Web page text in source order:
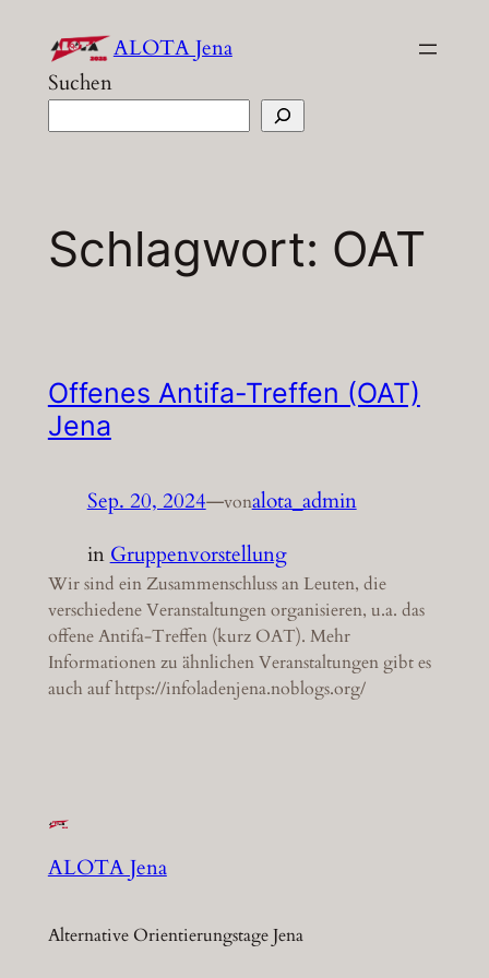
Inhalt
springen
ALOTA Jena
Suchen
Schlagwort: OAT
Offenes Antifa-Treffen (OAT)
Jena
Sep. 20, 2024—vonalota_admin
in Gruppenvorstellung
Wir sind ein Zusammenschluss an Leuten, die
verschiedene Veranstaltungen organisieren, u.a. das
offene Antifa-Treffen (kurz OAT). Mehr
Informationen zu ähnlichen Veranstaltungen gibt es
auch auf https://infoladenjena.noblogs.org/
ALOTA Jena
Alternative Orientierungstage Jena